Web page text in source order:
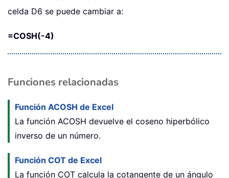
celda D6 se puede cambiar a:
=COSH(-4)
Funciones relacionadas
Función ACOSH de Excel
La función ACOSH devuelve el coseno hiperbólico
inverso de un número.
Función COT de Excel
La función COT calcula la cotangente de un ángulo